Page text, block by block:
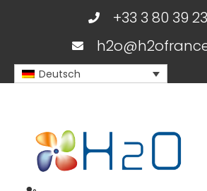
+33 3 80 39
Deutsch